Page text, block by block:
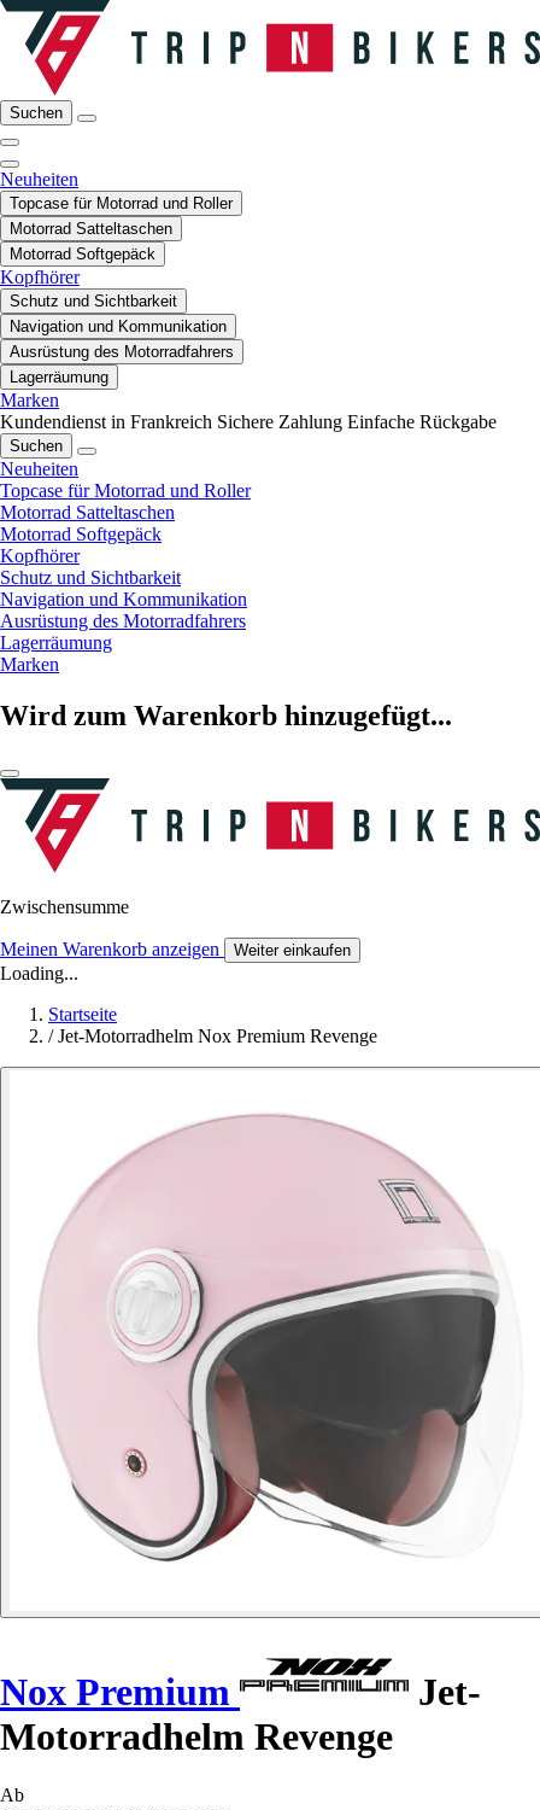
Suchen
Neuheiten
Topcase für Motorrad und Roller
Motorrad Satteltaschen
Motorrad Softgepäck
Kopfhörer
Schutz und Sichtbarkeit
Navigation und Kommunikation
Ausrüstung des Motorradfahrers
Lagerräumung
Marken
Kundendienst in Frankreich Sichere Zahlung Einfache Rückgabe
Suchen
Neuheiten
Topcase für Motorrad und Roller
Motorrad Satteltaschen
Motorrad Softgepäck
Kopfhörer
Schutz und Sichtbarkeit
Navigation und Kommunikation
Ausrüstung des Motorradfahrers
Lagerräumung
Marken
Wird zum Warenkorb hinzugefügt...
Zwischensumme
Meinen Warenkorb anzeigen Weiter einkaufen
Loading...
Startseite
/ Jet-Motorradhelm Nox Premium Revenge
Nox Premium
Jet-
Motorradhelm Revenge
Ab